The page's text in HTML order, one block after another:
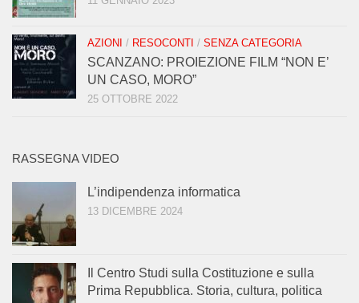
AZIONI / RESOCONTI / SENZA CATEGORIA
SCANZANO: PROIEZIONE FILM “NON E’
UN CASO, MORO”
25 OTTOBRE 2022
RASSEGNA VIDEO
L’indipendenza informatica
13 DICEMBRE 2024
Il Centro Studi sulla Costituzione e sulla
Prima Repubblica. Storia, cultura, politica